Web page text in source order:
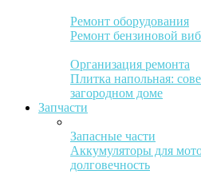
Ремонт оборудования
Ремонт бензиновой
Организация ремонта
Плитка напольная:
загородном доме
Запчасти
Запасные части
Аккумуляторы для
долговечность